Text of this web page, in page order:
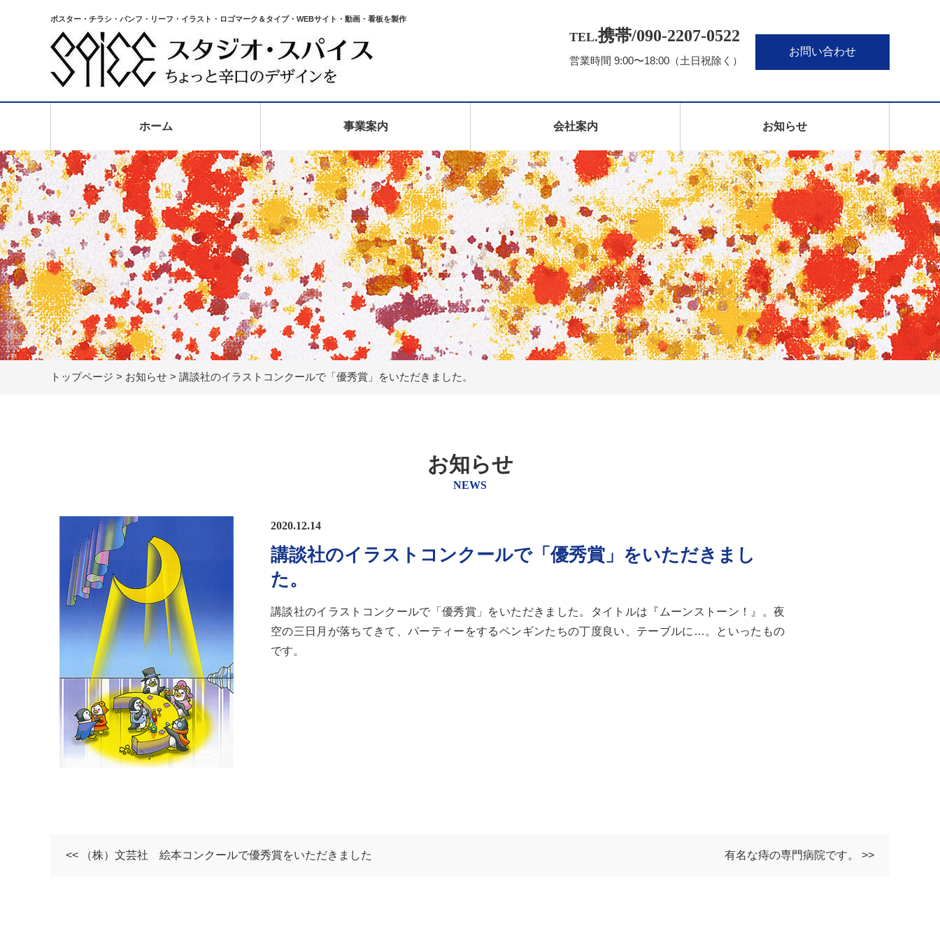
ポスター・チラシ・パンフ・リーフ・イラスト・ロゴマーク＆タイプ・WEBサイト・動画・看板を製作
TEL.携帯/090‐2207‐0522
営業時間 9:00〜18:00（土日祝除く）
お問い合わせ
ホーム 事業案内 会社案内 お知らせ
トップページ > お知らせ > 講談社のイラストコンクールで「優秀賞」をいただきました。
お知らせ
NEWS
2020.12.14
講談社のイラストコンクールで「優秀賞」をいただきまし
た。
講談社のイラストコンクールで「優秀賞」をいただきました。タイトルは『ムーンストーン！』。夜
空の三日月が落ちてきて、パーティーをするペンギンたちの丁度良い、テーブルに…。といったもの
です。
<< （株）文芸社 絵本コンクールで優秀賞をいただきました 有名な痔の専門病院です。 >>